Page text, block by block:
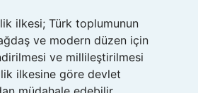
ilkesi; Türk toplumunun
ve modern düzen için
ve millileştirilmesi
ilkesine göre devlet